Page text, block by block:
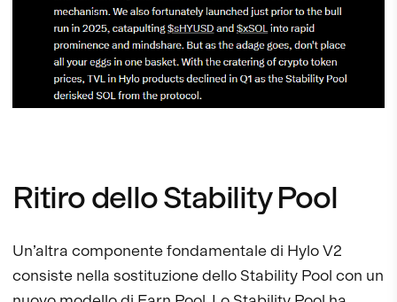
Ritiro dello Stability Pool
Un’altra componente fondamentale di Hylo V2
consiste nella sostituzione dello Stability Pool con un